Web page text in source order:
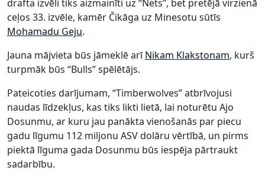
drafta izvēli tiks aizmainīti uz “Nets”, bet pretējā virzienā
ceļos 33. izvēle, kamēr Čikāga uz Minesotu sūtīs
Mohamadu Geju.
Jauna mājvieta būs jāmeklē arīNikam Klakstonam, kurš
turpmāk būs “Bulls” spēlētājs.
Pateicoties darījumam, “Timberwolves” atbrīvojusi
naudas līdzekļus, kas tiks likti lietā, lai noturētu Ajo
Dosunmu, ar kuru jau panākta vienošanās par piecu
gadu līgumu 112 miljonu ASV dolāru vērtībā, un pirms
piektā līguma gada Dosunmu būs iespēja pārtraukt
sadarbību.